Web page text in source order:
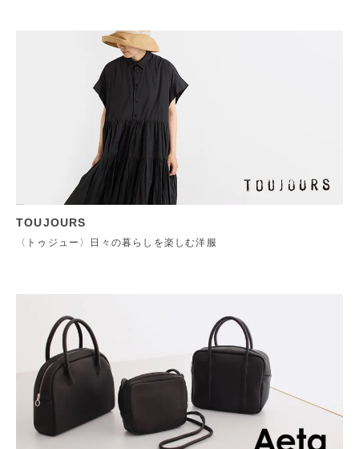
TOUJOURS
〈トゥジュー〉日々の暮らしを楽しむ洋服